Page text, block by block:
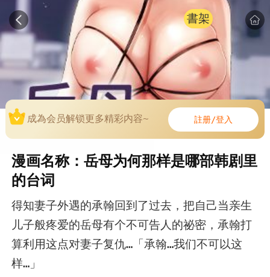
書架
成為会员解锁更多精彩内容~ 註册/登入
漫画名称：岳母为何那样是哪部韩剧里
的台词
得知妻子外遇的承翰回到了过去，把自己当亲生
儿子般疼爱的岳母有个不可告人的祕密，承翰打
算利用这点对妻子复仇…「承翰…我们不可以这
样…」